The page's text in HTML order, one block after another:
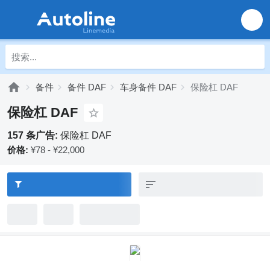
备件 备件 DAF 车身备件 DAF 保险杠 DAF
保险杠 DAF
157 条广告: 保险杠 DAF
价格: ¥78 - ¥22,000